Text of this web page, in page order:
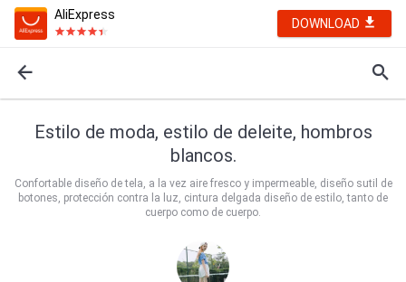
AliExpress
DOWNLOAD
Estilo de moda, estilo de deleite, hombros
blancos.
Confortable diseño de tela, a la vez aire fresco y impermeable, diseño sutil de
botones, protección contra la luz, cintura delgada diseño de estilo, tanto de
cuerpo como de cuerpo.